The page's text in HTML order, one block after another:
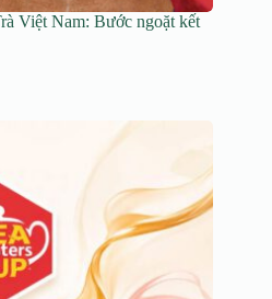
Việt Nam: Bước ngoặt kết